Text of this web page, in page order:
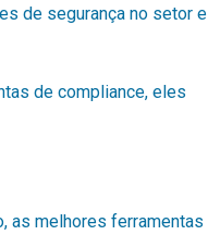
de segurança no setor e
de compliance, eles
as melhores ferramentas